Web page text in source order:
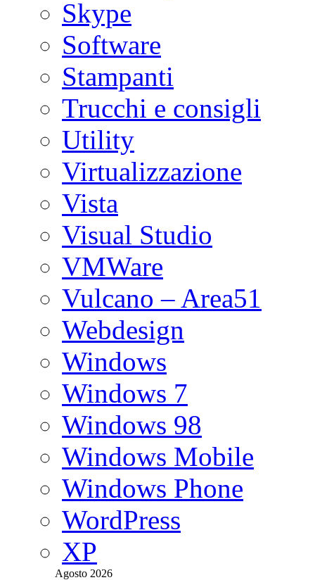
Skype
Software
Stampanti
Trucchi e consigli
Utility
Virtualizzazione
Vista
Visual Studio
VMWare
Vulcano – Area51
Webdesign
Windows
Windows 7
Windows 98
Windows Mobile
Windows Phone
WordPress
XP
Agosto 2026